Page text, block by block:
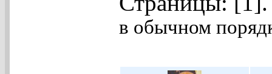
в обычном